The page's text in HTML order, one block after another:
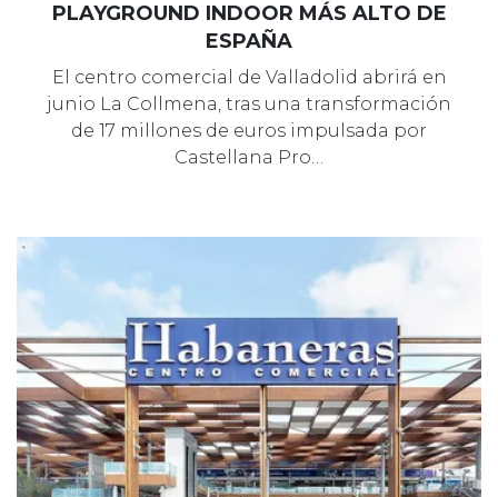
PLAYGROUND INDOOR MÁS ALTO DE
ESPAÑA
El centro comercial de Valladolid abrirá en
junio La Collmena, tras una transformación
de 17 millones de euros impulsada por
Castellana Pro…